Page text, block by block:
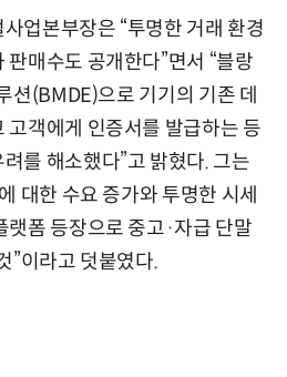
업본부장은 “투명한 거래 환경
매수도 공개한다”면서 “블랑
션(BMDE)으로 기기의 기존 데
고객에게 인증서를 발급하는 등
를 해소했다”고 밝혔다. 그는
대한 수요 증가와 투명한 시세
랫폼 등장으로 중고·자급 단말
”이라고 덧붙였다.